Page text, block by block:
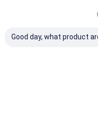
Good day, what product